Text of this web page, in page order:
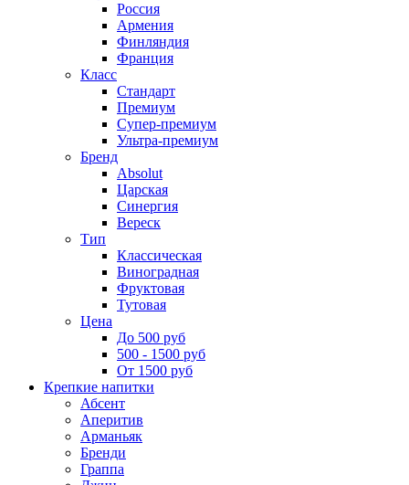
Россия
Армения
Финляндия
Франция
Класс
Стандарт
Премиум
Супер-премиум
Ультра-премиум
Бренд
Absolut
Царская
Синергия
Вереск
Тип
Классическая
Виноградная
Фруктовая
Тутовая
Цена
До 500 руб
500 - 1500 руб
От 1500 руб
Крепкие напитки
Абсент
Аперитив
Арманьяк
Бренди
Граппа